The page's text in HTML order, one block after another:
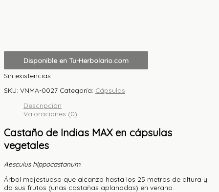
Disponible en Tu-Herbolario.com
Sin existencias
SKU: VNMA-0027 Categoría: Cápsulas
Descripción
Valoraciones (0)
Castaño de Indias MAX en cápsulas
vegetales
Aesculus hippocastanum.
Árbol majestuoso que alcanza hasta los 25 metros de altura y
da sus frutos (unas castañas aplanadas) en verano.